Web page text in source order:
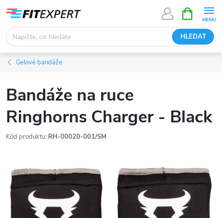
obsah
HLEDAT
NÁKUPNÍ
KOŠÍK
Gelové bandáže
Bandáže na ruce
Ringhorns Charger - Black
Kód produktu: RH-00020-001/SM